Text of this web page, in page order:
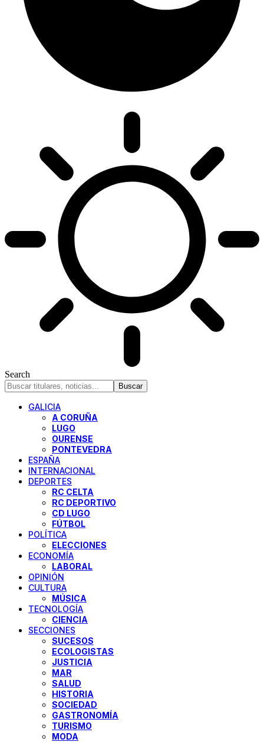
Search
GALICIA
A CORUÑA
LUGO
OURENSE
PONTEVEDRA
ESPAÑA
INTERNACIONAL
DEPORTES
RC CELTA
RC DEPORTIVO
CD LUGO
FÚTBOL
POLÍTICA
ELECCIONES
ECONOMÍA
LABORAL
OPINIÓN
CULTURA
MÚSICA
TECNOLOGÍA
CIENCIA
SECCIONES
SUCESOS
ECOLOGISTAS
JUSTICIA
MAR
SALUD
HISTORIA
SOCIEDAD
GASTRONOMÍA
TURISMO
MODA